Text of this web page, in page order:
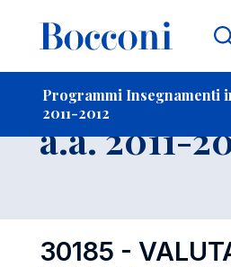
Programmi Insegnamenti
2011-2012
-
a.a. 2011-
30185 -